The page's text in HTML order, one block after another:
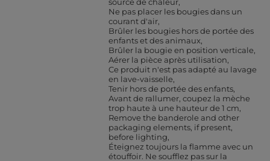
Ne pas placer les bougies dans un
courant d'air
Brûler les bougies hors de portée des
enfants et des animaux
Brûler la bougie en position verticale
Aérer la pièce après utilisation
Ce produit n'est pas adapté au lavage
en lave-vaisselle
Tenir hors de portée des enfants
Avant de rallumer, coupez la mèche
trop haute à une hauteur de 1 cm
Remove the banderole and other
packaging elements, if present,
before lighting
Éteignez toujours la flamme avec un
étouffoir. Ne soufflez pas sur la